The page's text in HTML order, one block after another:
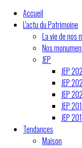
Accueil
L'actu du Patrimoine
La vie de nos
Nos
JEP
JEP
JEP
JEP
JEP
JEP
Tendances
Maison